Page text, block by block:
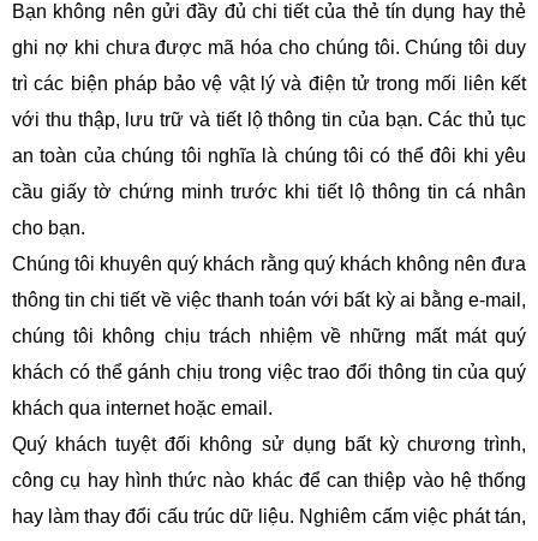
Bạn không nên gửi đầy đủ chi tiết của thẻ tín dụng hay thẻ
ghi nợ khi chưa được mã hóa cho chúng tôi. Chúng tôi duy
trì các biện pháp bảo vệ vật lý và điện tử trong mối liên kết
với thu thập, lưu trữ và tiết lộ thông tin của bạn. Các thủ tục
an toàn của chúng tôi nghĩa là chúng tôi có thể đôi khi yêu
cầu giấy tờ chứng minh trước khi tiết lộ thông tin cá nhân
cho bạn.
Chúng tôi khuyên quý khách rằng quý khách không nên đưa
thông tin chi tiết về việc thanh toán với bất kỳ ai bằng e-mail,
chúng tôi không chịu trách nhiệm về những mất mát quý
khách có thể gánh chịu trong việc trao đổi thông tin của quý
khách qua internet hoặc email.
Quý khách tuyệt đối không sử dụng bất kỳ chương trình,
công cụ hay hình thức nào khác để can thiệp vào hệ thống
hay làm thay đổi cấu trúc dữ liệu. Nghiêm cấm việc phát tán,